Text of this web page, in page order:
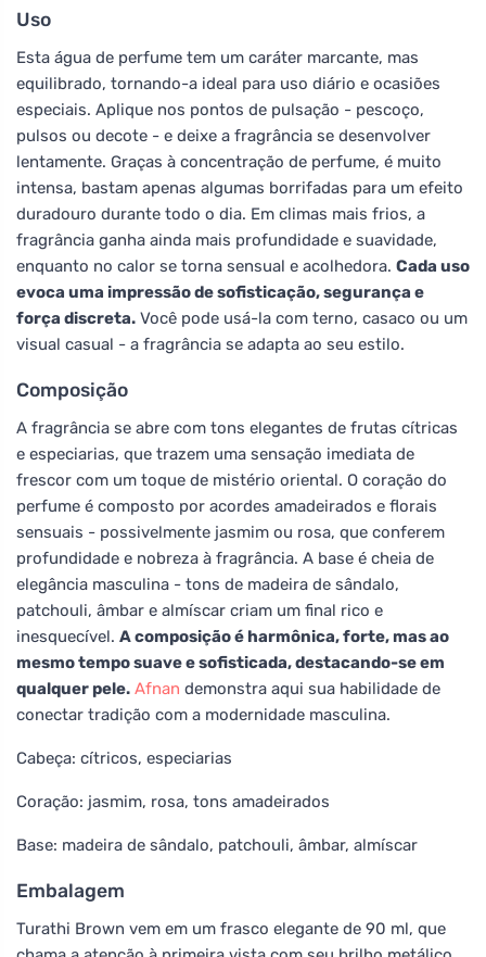
Uso
Esta água de perfume tem um caráter marcante, mas
equilibrado, tornando-a ideal para uso diário e ocasiões
especiais. Aplique nos pontos de pulsação - pescoço,
pulsos ou decote - e deixe a fragrância se desenvolver
lentamente. Graças à concentração de perfume, é muito
intensa, bastam apenas algumas borrifadas para um efeito
duradouro durante todo o dia. Em climas mais frios, a
fragrância ganha ainda mais profundidade e suavidade,
enquanto no calor se torna sensual e acolhedora. Cada uso
evoca uma impressão de sofisticação, segurança e
força discreta. Você pode usá-la com terno, casaco ou um
visual casual - a fragrância se adapta ao seu estilo.
Composição
A fragrância se abre com tons elegantes de frutas cítricas
e especiarias, que trazem uma sensação imediata de
frescor com um toque de mistério oriental. O coração do
perfume é composto por acordes amadeirados e florais
sensuais - possivelmente jasmim ou rosa, que conferem
profundidade e nobreza à fragrância. A base é cheia de
elegância masculina - tons de madeira de sândalo,
patchouli, âmbar e almíscar criam um final rico e
inesquecível. A composição é harmônica, forte, mas ao
mesmo tempo suave e sofisticada, destacando-se em
qualquer pele. Afnan demonstra aqui sua habilidade de
conectar tradição com a modernidade masculina.
Cabeça: cítricos, especiarias
Coração: jasmim, rosa, tons amadeirados
Base: madeira de sândalo, patchouli, âmbar, almíscar
Embalagem
Turathi Brown vem em um frasco elegante de 90 ml, que